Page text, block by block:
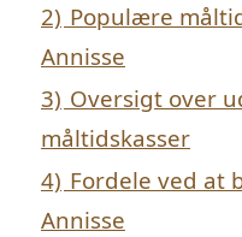
2) Populære
Annisse
3) Oversigt over
måltidskasser
4) Fordele ved at
Annisse